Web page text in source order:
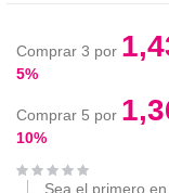
Comprar 3 por
5%
Comprar 5 por
10%
Sea el primero